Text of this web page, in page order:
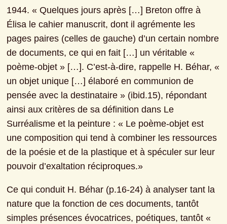
1944. « Quelques jours après […] Breton offre à
Élisa le cahier manuscrit, dont il agrémente les
pages paires (celles de gauche) d’un certain nombre
de documents, ce qui en fait […] un véritable «
poème-objet » […]. C’est-à-dire, rappelle H. Béhar, «
un objet unique […] élaboré en communion de
pensée avec la destinataire » (ibid.15), répondant
ainsi aux critères de sa définition dans Le
Surréalisme et la peinture : « Le poème-objet est
une composition qui tend à combiner les ressources
de la poésie et de la plastique et à spéculer sur leur
pouvoir d’exaltation réciproques.»
Ce qui conduit H. Béhar (p.16-24) à analyser tant la
nature que la fonction de ces documents, ­tantôt
simples présences évocatrices, poétiques, tantôt «